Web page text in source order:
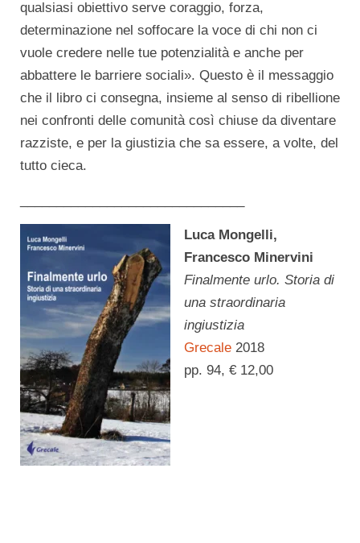
qualsiasi obiettivo serve coraggio, forza,
determinazione nel soffocare la voce di chi non ci
vuole credere nelle tue potenzialità e anche per
abbattere le barriere sociali». Questo è il messaggio
che il libro ci consegna, insieme al senso di ribellione
nei confronti delle comunità così chiuse da diventare
razziste, e per la giustizia che sa essere, a volte, del
tutto cieca.
Luca Mongelli,
Francesco Minervini
Finalmente urlo. Storia di
una straordinaria
ingiustizia
Grecale 2018
pp. 94, € 12,00